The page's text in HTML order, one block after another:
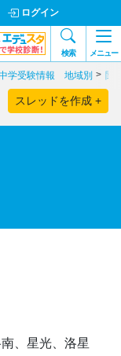
ログイン
検索 メニュー
学受験情報 地域別 関
スレッドを作成 +
、星光、洛星